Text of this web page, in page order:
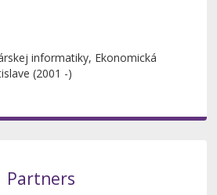
informatiky, Ekonomická
(2001 -)
Partners